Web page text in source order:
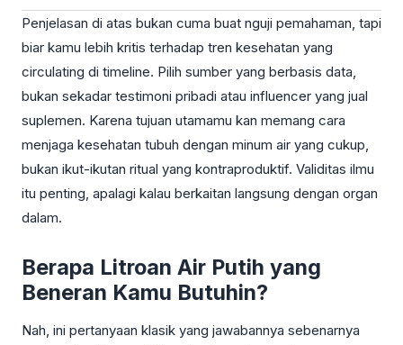
Penjelasan di atas bukan cuma buat nguji pemahaman, tapi
biar kamu lebih kritis terhadap tren kesehatan yang
circulating di timeline. Pilih sumber yang berbasis data,
bukan sekadar testimoni pribadi atau influencer yang jual
suplemen. Karena tujuan utamamu kan memang cara
menjaga kesehatan tubuh dengan minum air yang cukup,
bukan ikut-ikutan ritual yang kontraproduktif. Validitas ilmu
itu penting, apalagi kalau berkaitan langsung dengan organ
dalam.
Berapa Litroan Air Putih yang
Beneran Kamu Butuhin?
Nah, ini pertanyaan klasik yang jawabannya sebenarnya